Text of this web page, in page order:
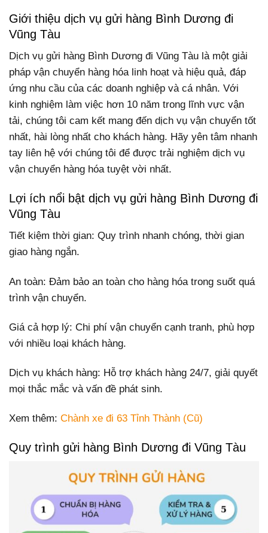
Giới thiệu dịch vụ gửi hàng Bình Dương đi
Vũng Tàu
Dịch vụ gửi hàng Bình Dương đi Vũng Tàu là một giải
pháp vận chuyển hàng hóa linh hoạt và hiệu quả, đáp
ứng nhu cầu của các doanh nghiệp và cá nhân. Với
kinh nghiệm làm việc hơn 10 năm trong lĩnh vực vận
tải, chúng tôi cam kết mang đến dịch vụ vận chuyển tốt
nhất, hài lòng nhất cho khách hàng. Hãy yên tâm nhanh
tay liên hệ với chúng tôi để được trải nghiệm dịch vụ
vận chuyển hàng hóa tuyệt vời nhất.
Lợi ích nổi bật dịch vụ gửi hàng Bình Dương đi
Vũng Tàu
Tiết kiệm thời gian: Quy trình nhanh chóng, thời gian
giao hàng ngắn.
An toàn: Đảm bảo an toàn cho hàng hóa trong suốt quá
trình vận chuyển.
Giá cả hợp lý: Chi phí vận chuyển cạnh tranh, phù hợp
với nhiều loại khách hàng.
Dịch vụ khách hàng: Hỗ trợ khách hàng 24/7, giải quyết
mọi thắc mắc và vấn đề phát sinh.
Xem thêm: Chành xe đi 63 Tỉnh Thành (Cũ)
Quy trình gửi hàng Bình Dương đi Vũng Tàu